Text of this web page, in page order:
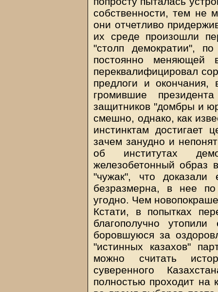
собственности, тем не
они отчетливо
их среде произошли
"столп демократии", по
постоянно меняющей
переквалифицировал
предлоги и
громившие
защитников "домбры и
смешно, однако, как
инстинктам достигает
зачем занудно и
об институтах
железобетонный образ
"чужак", что
безразмерна, в нее
угодно. Чем
Кстати, в попытках
благополучно
боровшуюся за
"истинных казахов"
можно считать
суверенного
полностью проходит на